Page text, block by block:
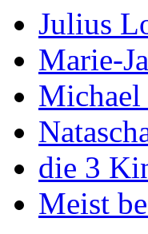
Julius
Marie-
die 3
Meist